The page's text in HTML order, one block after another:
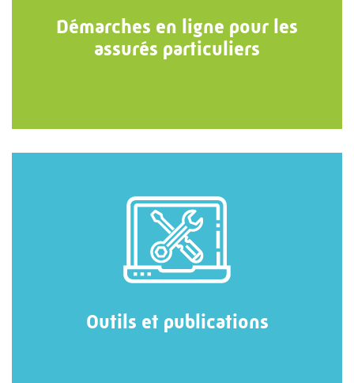
Démarches en ligne pour les
assurés particuliers
Outils et publications